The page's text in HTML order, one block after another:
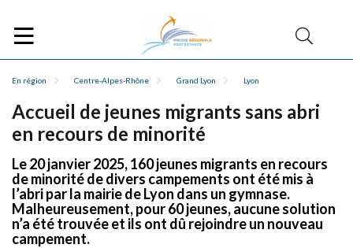
En région Centre-Alpes-Rhône Grand Lyon Lyon
Accueil de jeunes migrants sans abri
en recours de minorité
Le 20 janvier 2025, 160 jeunes migrants en recours
de minorité de divers campements ont été mis à
l’abri par la mairie de Lyon dans un gymnase.
Malheureusement, pour 60 jeunes, aucune solution
n’a été trouvée et ils ont dû rejoindre un nouveau
campement.